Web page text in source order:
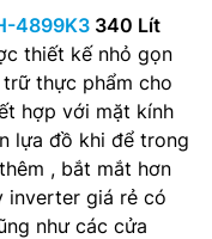
4899K3 340 Lít
thiết kế nhỏ gọn
thực phẩm cho
hợp với mặt kính
lựa đồ khi để trong
, bắt mắt hơn
inverter giá rẻ có
như các cửa